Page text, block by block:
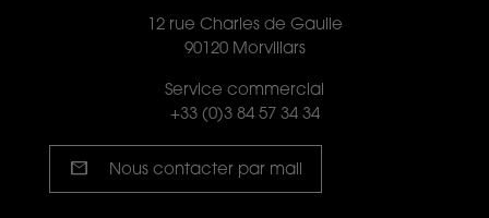
12 rue Charles de Gaulle
90120 Morvillars
Service commercial
+33 (0)3 84 57 34 34
mail Nous contacter par mail